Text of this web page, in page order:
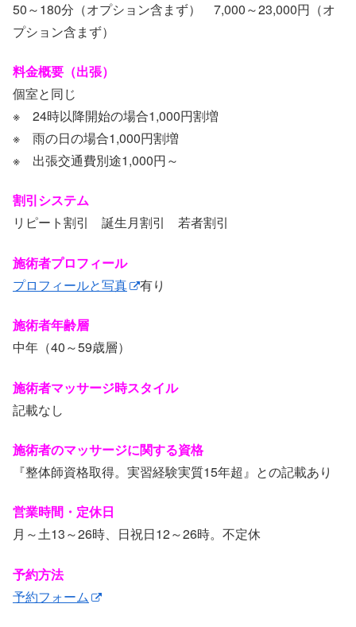
50～180分（オプション含まず） 7,000～23,000円（オ
プション含まず）
料金概要（出張）
個室と同じ
※ 24時以降開始の場合1,000円割増
※ 雨の日の場合1,000円割増
※ 出張交通費別途1,000円～
割引システム
リピート割引 誕生月割引 若者割引
施術者プロフィール
プロフィールと写真
有り
施術者年齢層
中年（40～59歳層）
施術者マッサージ時スタイル
記載なし
施術者のマッサージに関する資格
『整体師資格取得。実習経験実質15年超』との記載あり
営業時間・定休日
月～土13～26時、日祝日12～26時。不定休
予約方法
予約フォーム